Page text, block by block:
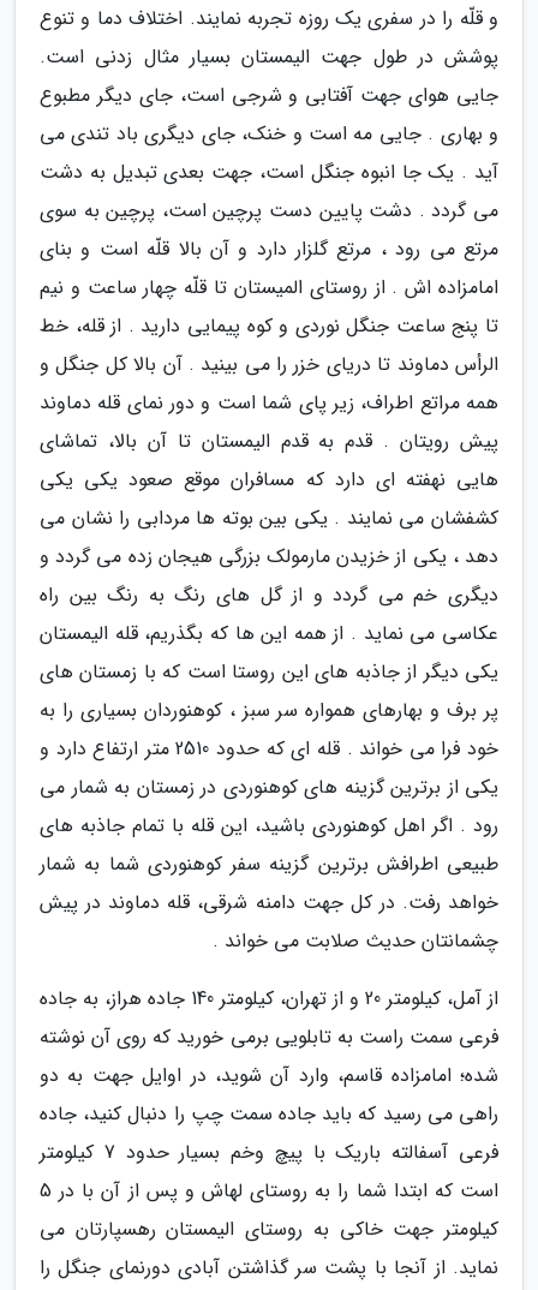
و قلّه را در سفری یک روزه تجربه نمایند. اختلاف دما و تنوع
پوشش در طول جهت الیمستان بسیار مثال زدنی است.
جایی هوای جهت آفتابی و شرجی است، جای دیگر مطبوع
و بهاری . جایی مه است و خنک، جای دیگری باد تندی می
آید . یک جا انبوه جنگل است، جهت بعدی تبدیل به دشت
می گردد . دشت پایین دست پرچین است، پرچین به سوی
مرتع می رود ، مرتع گلزار دارد و آن بالا قلّه است و بنای
امامزاده اش . از روستای المیستان تا قلّه چهار ساعت و نیم
تا پنج ساعت جنگل نوردی و کوه پیمایی دارید . از قله، خط
الرأس دماوند تا دریای خزر را می بینید . آن بالا کل جنگل و
همه مراتع اطراف، زیر پای شما است و دور نمای قله دماوند
پیش رویتان . قدم به قدم الیمستان تا آن بالا، تماشای
هایی نهفته ای دارد که مسافران موقع صعود یکی یکی
کشفشان می نمایند . یکی بین بوته ها مردابی را نشان می
دهد ، یکی از خزیدن مارمولک بزرگی هیجان زده می گردد و
دیگری خم می گردد و از گل های رنگ به رنگ بین راه
عکاسی می نماید . از همه این ها که بگذریم، قله الیمستان
یکی دیگر از جاذبه های این روستا است که با زمستان های
پر برف و بهارهای همواره سر سبز ، کوهنوردان بسیاری را به
خود فرا می خواند . قله ای که حدود 2510 متر ارتفاع دارد و
یکی از برترین گزینه های کوهنوردی در زمستان به شمار می
رود . اگر اهل کوهنوردی باشید، این قله با تمام جاذبه های
طبیعی اطرافش برترین گزینه سفر کوهنوردی شما به شمار
خواهد رفت. در کل جهت دامنه شرقی، قله دماوند در پیش
چشمانتان حدیث صلابت می خواند .
از آمل، کیلومتر 20 و از تهران، کیلومتر 140 جاده هراز، به جاده
فرعی سمت راست به تابلویی برمی خورید که روی آن نوشته
شده؛ امامزاده قاسم، وارد آن شوید، در اوایل جهت به دو
راهی می رسید که باید جاده سمت چپ را دنبال کنید، جاده
فرعی آسفالته باریک با پیچ وخم بسیار حدود 7 کیلومتر
است که ابتدا شما را به روستای لهاش و پس از آن با در 5
کیلومتر جهت خاکی به روستای الیمستان رهسپارتان می
نماید. از آنجا با پشت سر گذاشتن آبادی دورنمای جنگل را